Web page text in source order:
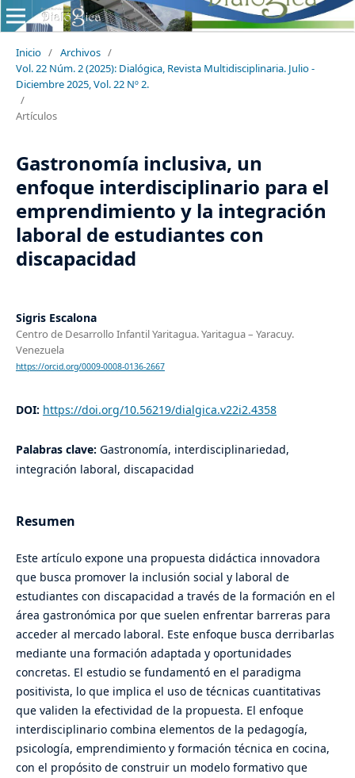
Inicio / Archivos /
Vol. 22 Núm. 2 (2025): Dialógica, Revista Multidisciplinaria. Julio -
Diciembre 2025, Vol. 22 Nº 2.
/
Artículos
Gastronomía inclusiva, un
enfoque interdisciplinario para el
emprendimiento y la integración
laboral de estudiantes con
discapacidad
Sigris Escalona
Centro de Desarrollo Infantil Yaritagua. Yaritagua – Yaracuy.
Venezuela
https://orcid.org/0009-0008-0136-2667
DOI: https://doi.org/10.56219/dialgica.v22i2.4358
Palabras clave: Gastronomía, interdisciplinariedad,
integración laboral, discapacidad
Resumen
Este artículo expone una propuesta didáctica innovadora
que busca promover la inclusión social y laboral de
estudiantes con discapacidad a través de la formación en el
área gastronómica por que suelen enfrentar barreras para
acceder al mercado laboral. Este enfoque busca derribarlas
mediante una formación adaptada y oportunidades
concretas. El estudio se fundamentó en el paradigma
positivista, lo que implica el uso de técnicas cuantitativas
que validen la efectividad de la propuesta. El enfoque
interdisciplinario combina elementos de la pedagogía,
psicología, emprendimiento y formación técnica en cocina,
con el propósito de construir un modelo formativo que